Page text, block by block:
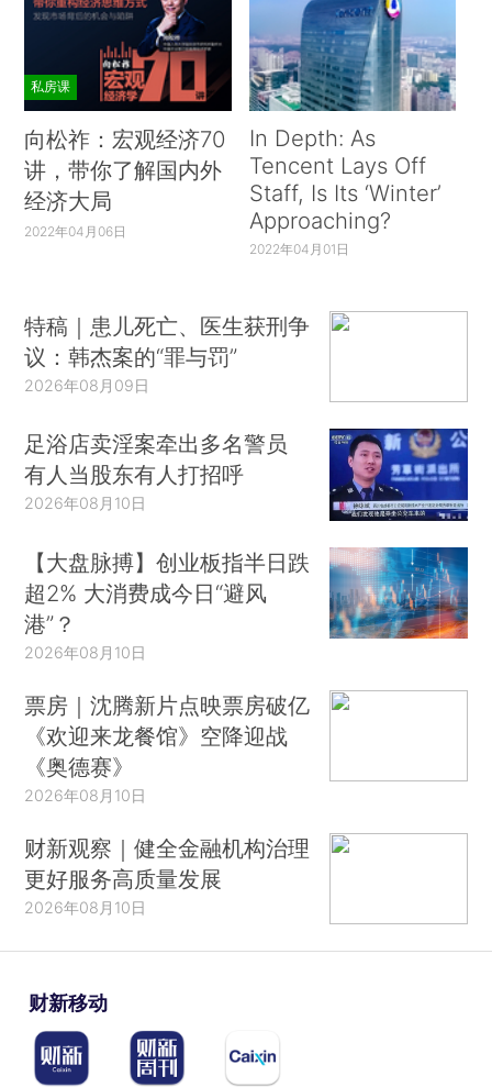
私房课
向松祚：宏观经济70
讲，带你了解国内外
经济大局
2022年04月06日
In Depth: As
Tencent Lays Off
Staff, Is Its ‘Winter’
Approaching?
2022年04月01日
特稿｜患儿死亡、医生获刑争
议：韩杰案的“罪与罚”
2026年08月09日
足浴店卖淫案牵出多名警员
有人当股东有人打招呼
2026年08月10日
【大盘脉搏】创业板指半日跌
超2% 大消费成今日“避风
港”？
2026年08月10日
票房｜沈腾新片点映票房破亿
《欢迎来龙餐馆》空降迎战
《奥德赛》
2026年08月10日
财新观察｜健全金融机构治理
更好服务高质量发展
2026年08月10日
财新移动